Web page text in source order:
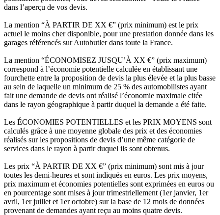
dans l’aperçu de vos devis.
La mention “À PARTIR DE XX €” (prix minimum) est le prix
actuel le moins cher disponible, pour une prestation donnée dans les
garages référencés sur Autobutler dans toute la France.
La mention “ÉCONOMISEZ JUSQU’À XX €” (prix maximum)
correspond à l’économie potentielle calculée en établissant une
fourchette entre la proposition de devis la plus élevée et la plus basse
au sein de laquelle un minimum de 25 % des automobilistes ayant
fait une demande de devis ont réalisé l’économie maximale citée
dans le rayon géographique à partir duquel la demande a été faite.
Les ÉCONOMIES POTENTIELLES et les PRIX MOYENS sont
calculés grâce à une moyenne globale des prix et des économies
réalisés sur les propositions de devis d’une même catégorie de
services dans le rayon à partir duquel ils sont obtenus.
Les prix “À PARTIR DE XX €” (prix minimum) sont mis à jour
toutes les demi-heures et sont indiqués en euros. Les prix moyens,
prix maximum et économies potentielles sont exprimées en euros ou
en pourcentage sont mises à jour trimestriellement (1er janvier, 1er
avril, 1er juillet et 1er octobre) sur la base de 12 mois de données
provenant de demandes ayant reçu au moins quatre devis.